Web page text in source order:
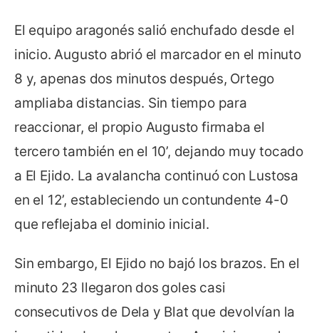
El equipo aragonés salió enchufado desde el
inicio. Augusto abrió el marcador en el minuto
8 y, apenas dos minutos después, Ortego
ampliaba distancias. Sin tiempo para
reaccionar, el propio Augusto firmaba el
tercero también en el 10’, dejando muy tocado
a El Ejido. La avalancha continuó con Lustosa
en el 12’, estableciendo un contundente 4-0
que reflejaba el dominio inicial.
Sin embargo, El Ejido no bajó los brazos. En el
minuto 23 llegaron dos goles casi
consecutivos de Dela y Blat que devolvían la